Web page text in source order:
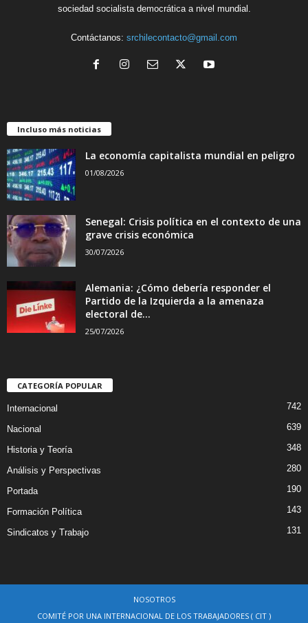
sociedad socialista democrática a nivel mundial.
Contáctanos: srchilecontacto@gmail.com
Incluso más noticias
La economía capitalista mundial en peligro
01/08/2026
Senegal: Crisis política en el contexto de una
grave crisis económica
30/07/2026
Alemania: ¿Cómo debería responder el
Partido de la Izquierda a la amenaza
electoral de...
25/07/2026
CATEGORÍA POPULAR
Internacional 742
Nacional 639
Historia y Teoría 348
Análisis y Perspectivas 280
Portada 190
Formación Política 143
Sindicatos y Trabajo 131
NOSOTROS
COMITÉ POR UNA INTERNACIONAL DE LOS TRABAJADORES ( CIT )